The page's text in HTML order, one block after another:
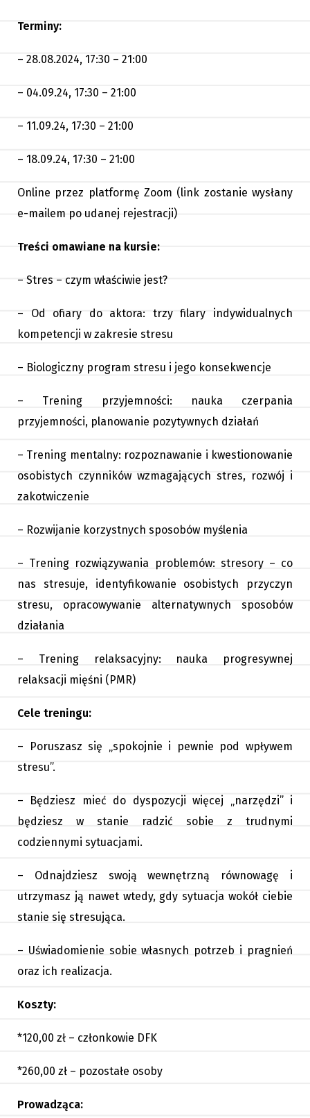
Terminy:
– 28.08.2024, 17:30 – 21:00
– 04.09.24, 17:30 – 21:00
– 11.09.24, 17:30 – 21:00
– 18.09.24, 17:30 – 21:00
Online przez platformę Zoom (link zostanie wysłany
e-mailem po udanej rejestracji)
Treści omawiane na kursie:
– Stres – czym właściwie jest?
– Od ofiary do aktora: trzy filary indywidualnych
kompetencji w zakresie stresu
– Biologiczny program stresu i jego konsekwencje
– Trening przyjemności: nauka czerpania
przyjemności, planowanie pozytywnych działań
– Trening mentalny: rozpoznawanie i kwestionowanie
osobistych czynników wzmagających stres, rozwój i
zakotwiczenie
– Rozwijanie korzystnych sposobów myślenia
– Trening rozwiązywania problemów: stresory – co
nas stresuje, identyfikowanie osobistych przyczyn
stresu, opracowywanie alternatywnych sposobów
działania
– Trening relaksacyjny: nauka progresywnej
relaksacji mięśni (PMR)
Cele treningu:
– Poruszasz się „spokojnie i pewnie pod wpływem
stresu”.
– Będziesz mieć do dyspozycji więcej „narzędzi” i
będziesz w stanie radzić sobie z trudnymi
codziennymi sytuacjami.
– Odnajdziesz swoją wewnętrzną równowagę i
utrzymasz ją nawet wtedy, gdy sytuacja wokół ciebie
stanie się stresująca.
– Uświadomienie sobie własnych potrzeb i pragnień
oraz ich realizacja.
Koszty:
*120,00 zł – członkowie DFK
*260,00 zł – pozostałe osoby
Prowadząca: